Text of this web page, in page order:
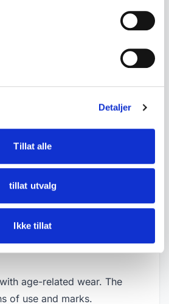
Detaljer
Tillat alle
tillat utvalg
Ikke tillat
with multiple butterflies
like border trim on the frame
wall decor or a display piece
3.5 cm
age-related wear. The
of use and marks.